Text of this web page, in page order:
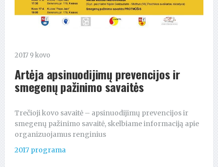
2017 9 kovo
Artėja apsinuodijimų prevencijos ir
smegenų pažinimo savaitės
Trečioji kovo savaitė – apsinuodijimų prevencijos ir
smegenų pažinimo savaitė, skelbiame informaciją apie
organizuojamus renginius
2017 programa